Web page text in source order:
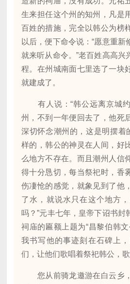
生来担任这个州的知州，凡是
百姓的措施，完全以韩公为榜
以后，便下命令说：“愿意重新
就来听从命令。”老百姓高高兴
程。在州城南面七里选了一块
就建成了。
有人说：“韩公远离京城约
州，不到一年便回去了，他死
深切怀念潮州的，这是明摆着
样的，韩公的神灵在人间，好
么地方不存在。而且潮州人信
得十分恳切，每当祭祀时，香
伤凄怆的感觉，就象见到了他
了水，就说水只在这个地方
吗？”元丰七年，皇帝下诏书封
祠庙的匾额上题为“昌黎伯韩
我书写他的事迹刻在石碑上
们，让他们歌唱着祭祀韩公，歌
您从前骑龙邀游在白云乡